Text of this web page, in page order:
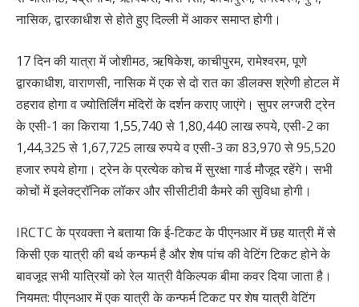
नासिक, द्वारकाधीश से होते हुए दिल्ली में आकर समाप्त होगी।
17 दिन की यात्रा में जोशीमठ, ऋषिकेश, काचीपुरम, रामेश्वरम, पूणे
द्वारकाधीश, वाराणसी, नासिक में एक से दो रात का डीलक्स श्रेणी होटल में
ठहराव होगा व ज्योतिर्लिंग मंदिरों के दर्शन कराए जाएंगे। सुपर लग्जरी ट्रेन
के एसी-1 का किराया 1,55,740 से 1,80,440 लाख रुपये, एसी-2 का
1,44,325 से 1,67,725 लाख रुपये व एसी-3 का 83,970 से 95,520
हजार रुपये होगा। ट्रेन के प्रत्येक कोच में सुरक्षा गार्ड मौजूद रहेंगे। सभी
कोचों में इलेक्ट्रॉनिक लॉकर और सीसीटीवी कैमरे की सुविधा होगी।
IRCTC के प्रवक्ता ने बताया कि ई-टिकट के पीएनआर में छह यात्री में से
किसी एक यात्री की बर्थ कन्फर्म है और शेष पांच की वेटिंग टिकट होने के
बावजूद सभी यात्रियों को रेल यात्री वैकिल्पक बीमा कवर दिया जाता है।
नियमत: पीएनआर में एक यात्री के कन्फर्म टिकट पर शेष यात्री वेटिंग